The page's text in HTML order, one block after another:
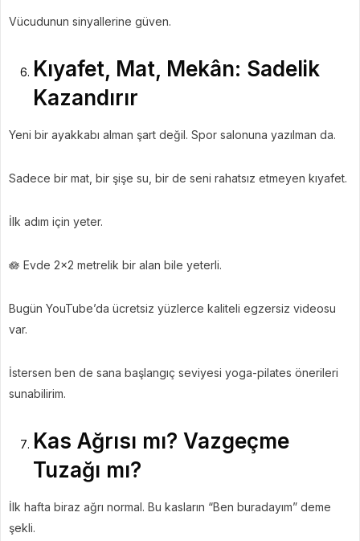
Vücudunun sinyallerine güven.
Kıyafet, Mat, Mekân: Sadelik
Kazandırır
Yeni bir ayakkabı alman şart değil. Spor salonuna yazılman da.
Sadece bir mat, bir şişe su, bir de seni rahatsız etmeyen kıyafet.
İlk adım için yeter.
🪷 Evde 2×2 metrelik bir alan bile yeterli.
Bugün YouTube’da ücretsiz yüzlerce kaliteli egzersiz videosu
var.
İstersen ben de sana başlangıç seviyesi yoga-pilates önerileri
sunabilirim.
Kas Ağrısı mı? Vazgeçme
Tuzağı mı?
İlk hafta biraz ağrı normal. Bu kasların “Ben buradayım” deme
şekli.